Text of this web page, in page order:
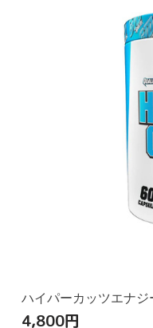
ハイパーカッツエナ
4,800円